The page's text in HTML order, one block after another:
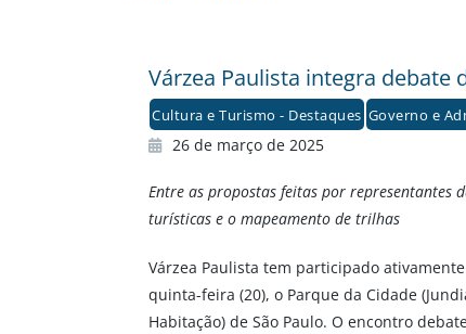
Várzea Paulista integra debate
Cultura e Turismo - Destaques Governo e
26 de março de 2025
Entre as propostas feitas por representantes
turísticas e o mapeamento de trilhas
Várzea Paulista tem participado
quinta-feira (20), o Parque da Cidade
Habitação) de São Paulo. O encontro